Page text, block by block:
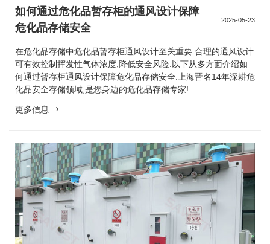
如何通过危化品暂存柜的通风设计保障
危化品存储安全
2025-05-23
在危化品存储中危化品暂存柜通风设计至关重要.合理的通风设计
可有效控制挥发性气体浓度,降低安全风险.以下从多方面介绍如
何通过暂存柜通风设计保障危化品存储安全.上海晋名14年深耕危
化品安全存储领域,是您身边的危化品存储专家!
更多信息